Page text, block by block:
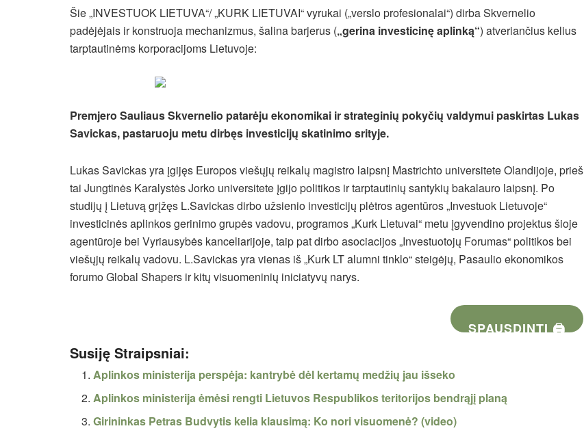
Šie „INVESTUOK LIETUVA“/ „KURK LIETUVAI“ vyrukai („verslo profesionalai“) dirba Skvernelio
padėjėjais ir konstruoja mechanizmus, šalina barjerus („gerina investicinę aplinką“) atveriančius kelius
tarptautinėms korporacijoms Lietuvoje:
Premjero Sauliaus Skvernelio patarėju ekonomikai ir strateginių pokyčių valdymui paskirtas Lukas
Savickas, pastaruoju metu dirbęs investicijų skatinimo srityje.
Lukas Savickas yra įgijęs Europos viešųjų reikalų magistro laipsnį Mastrichto universitete Olandijoje, prieš
tai Jungtinės Karalystės Jorko universitete įgijo politikos ir tarptautinių santykių bakalauro laipsnį. Po
studijų į Lietuvą grįžęs L.Savickas dirbo užsienio investicijų plėtros agentūros „Investuok Lietuvoje“
investicinės aplinkos gerinimo grupės vadovu, programos „Kurk Lietuvai“ metu įgyvendino projektus šioje
agentūroje bei Vyriausybės kanceliarijoje, taip pat dirbo asociacijos „Investuotojų Forumas“ politikos bei
viešųjų reikalų vadovu. L.Savickas yra vienas iš „Kurk LT alumni tinklo“ steigėjų, Pasaulio ekonomikos
forumo Global Shapers ir kitų visuomeninių iniciatyvų narys.
SPAUSDINTI 🖨
Susiję Straipsniai:
Aplinkos ministerija perspėja: kantrybė dėl kertamų medžių jau išseko
Aplinkos ministerija ėmėsi rengti Lietuvos Respublikos teritorijos bendrąjį planą
Girininkas Petras Budvytis kelia klausimą: Ko nori visuomenė? (video)